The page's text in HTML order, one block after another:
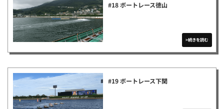
#18 ボートレース徳山
#19 ボートレース下関